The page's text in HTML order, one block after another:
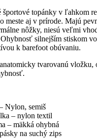
športové topánky v ľahkom
meste aj v prírode. Majú
nôžky, niesú veľmi
silnejším stiskom
k barefoot obúvaniu.
tvarovanú vložku,
Nylon, semiš
– nylon textil
– mäkká ohybná
na suchý zips